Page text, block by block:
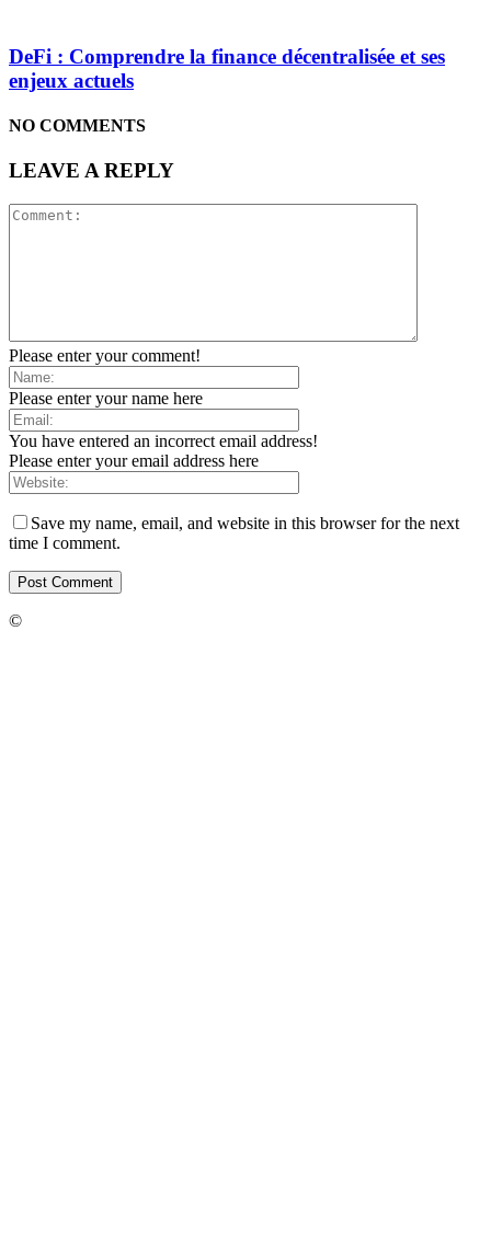
DeFi : Comprendre la finance décentralisée et ses
enjeux actuels
NO COMMENTS
LEAVE A REPLY
Please enter your comment!
Please enter your name here
You have entered an incorrect email address!
Please enter your email address here
Save my name, email, and website in this browser for the next
time I comment.
©